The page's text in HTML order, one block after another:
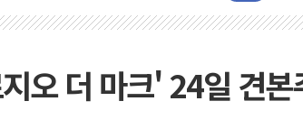
GS
지
오 더 마크' 24일 견본